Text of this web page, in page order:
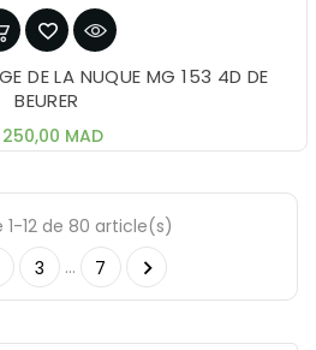
DE LA NUQUE MG 153 4D DE
BEURER
250,00 MADPrix
12 de 80 article(s)
3 … 7 